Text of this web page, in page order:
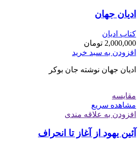
ادیان جهان
کتاب ادیان
2,000,000 تومان
افزودن به سبد خرید
ادیان جهان نوشته جان بوکر
مقایسه
مشاهده سریع
افزودن به علاقه مندی
آئین یهود از آغاز تا انحراف